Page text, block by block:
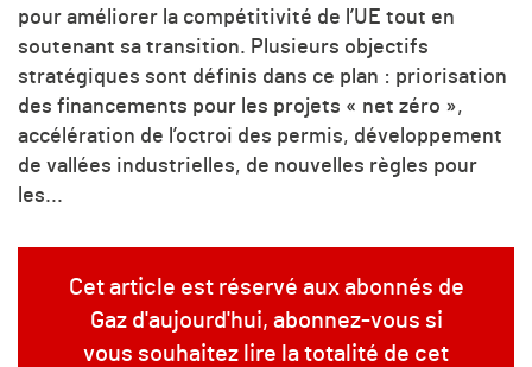
pour améliorer la compétitivité de l’UE tout en
soutenant sa transition. Plusieurs objectifs
stratégiques sont définis dans ce plan : priorisation
des financements pour les projets « net zéro »,
accélération de l’octroi des permis, développement
de vallées industrielles, de nouvelles règles pour
les...
Cet article est réservé aux abonnés de
Gaz d'aujourd'hui, abonnez-vous si
vous souhaitez lire la totalité de cet